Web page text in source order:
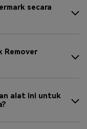
secara
Remover
alat ini untuk